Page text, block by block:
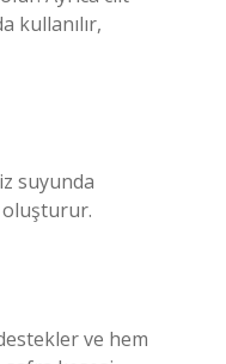
kullanılır,
suyunda
oluşturur.
ve hem